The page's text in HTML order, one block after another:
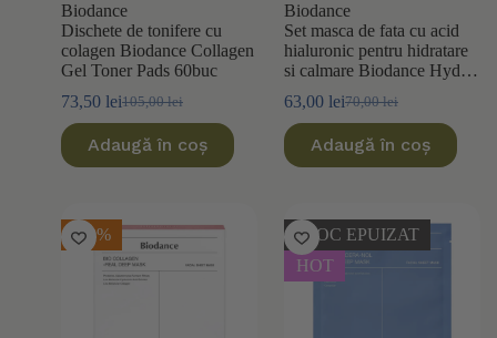
Biodance
Dischete de tonifere cu
colagen Biodance Collagen
Gel Toner Pads 60buc
105,00lei
Prețul
a
fost:
73,50 leiPrețul
este:
73,50 lei.
Adaugă în coș
Biodance
Set masca de fata cu acid
hialuronic pentru hidratare
si calmare Biodance Hydro
70,00lei
Prețul
a
fost:
63,00 leiPrețul
este:
63,00 lei.
Adaugă în coș
-10%
STOC EPUIZAT
HOT